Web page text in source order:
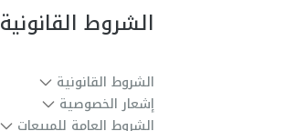
الشروط القانونية
الشروط القانونية
إشعار الخصوصية
الشروط العامة للمبيعات